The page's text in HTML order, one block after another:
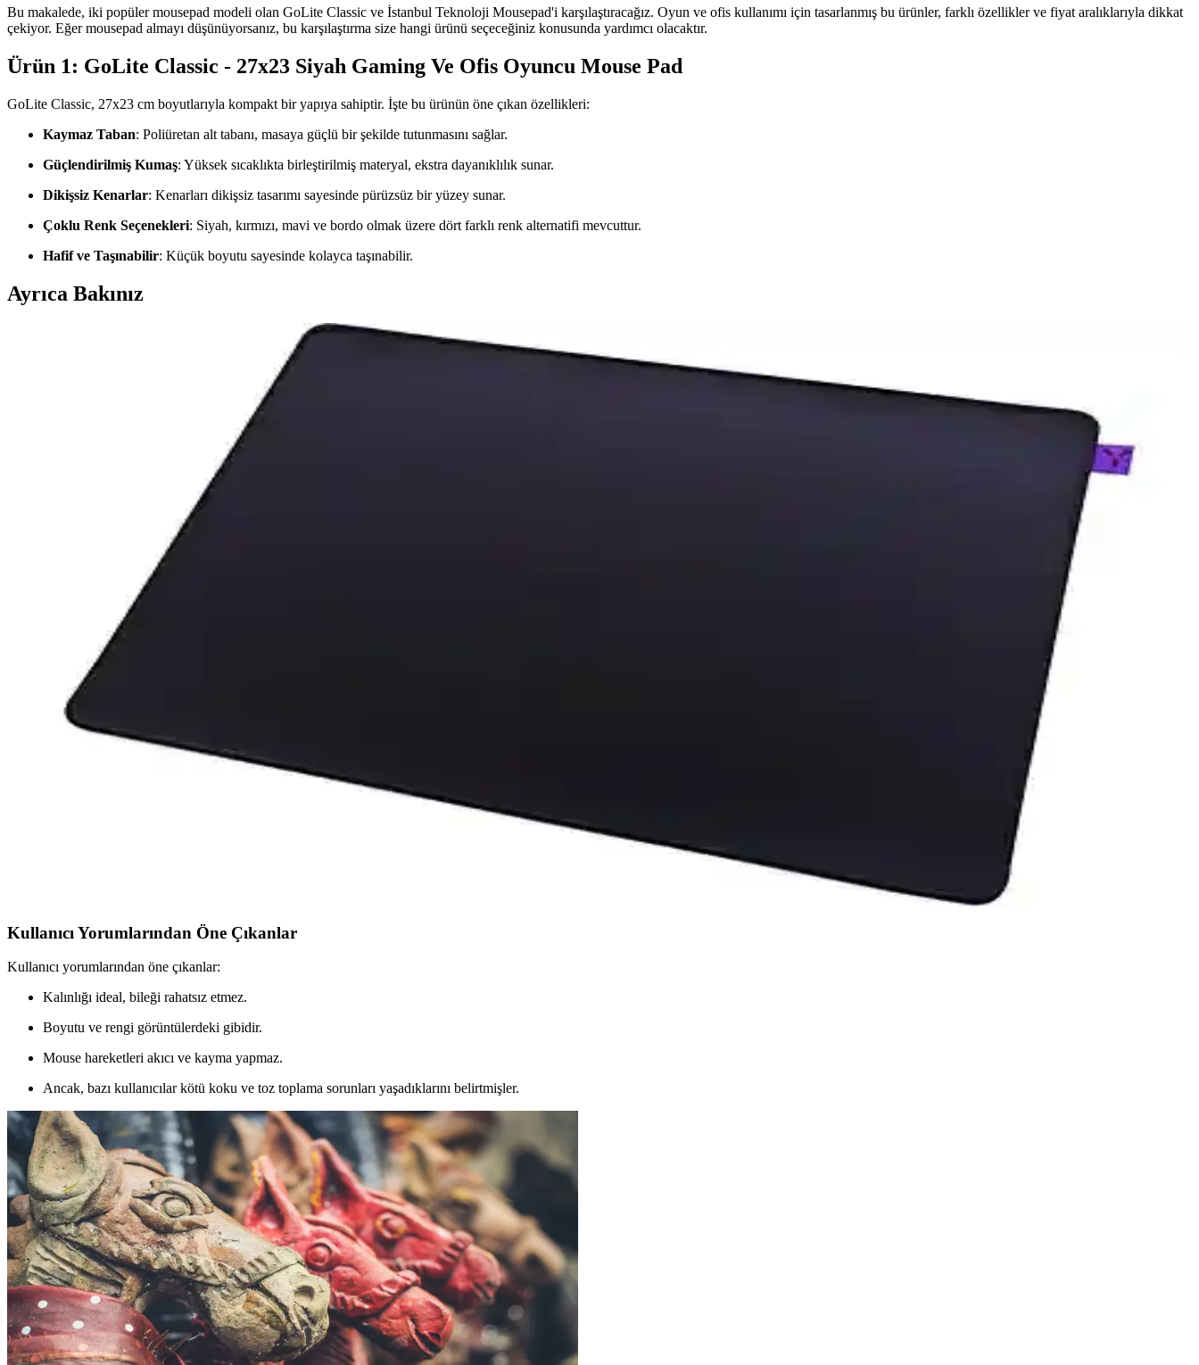
Bu makalede, iki popüler mousepad modeli olan GoLite Classic ve İstanbul Teknoloji Mousepad'i karşılaştıracağız. Oyun ve ofis kullanımı için tasarlanmış bu ürünler, farklı özellikler ve fiyat aralıklarıyla dikkat
çekiyor. Eğer mousepad almayı düşünüyorsanız, bu karşılaştırma size hangi ürünü seçeceğiniz konusunda yardımcı olacaktır.
Ürün 1: GoLite Classic - 27x23 Siyah Gaming Ve Ofis Oyuncu Mouse Pad
GoLite Classic, 27x23 cm boyutlarıyla kompakt bir yapıya sahiptir. İşte bu ürünün öne çıkan özellikleri:
Kaymaz Taban: Poliüretan alt tabanı, masaya güçlü bir şekilde tutunmasını sağlar.
Güçlendirilmiş Kumaş: Yüksek sıcaklıkta birleştirilmiş materyal, ekstra dayanıklılık sunar.
Dikişsiz Kenarlar: Kenarları dikişsiz tasarımı sayesinde pürüzsüz bir yüzey sunar.
Çoklu Renk Seçenekleri: Siyah, kırmızı, mavi ve bordo olmak üzere dört farklı renk alternatifi mevcuttur.
Hafif ve Taşınabilir: Küçük boyutu sayesinde kolayca taşınabilir.
Ayrıca Bakınız
Helixsun ve Sarftech RGB Beyaz Speed Yüzey Mouse Pad Karşılaştırması
İki popüler mouse pad modeli Helixsun ve Sarftech RGB Beyaz Speed, geniş yüzeyleri ve özellikleriyle farklı ihtiyaçlara uygun. Bu karşılaştırma, performans ve tasarım açısından karar vermenize yardımcı olur.
HELİXSUN Büyük Boy Gaming Mouse Pad Günlük Kullanım ve Oyun Performansını Artırır
HELİXSUN büyük boy gaming mouse pad, dayanıklı malzeme ve kaymaz yüzey özellikleriyle uzun süreli kullanım sağlar, şık tasarımıyla masa düzenine uyum sağlar, hassas kontrol ve yüksek performans
KlasseGear Pro Beyaz Harita Çizgili 90x40 cm XXL Gaming Mouse Pad: Yüksek Performanslı Oyun Ekipmanı
KlasseGear Pro Beyaz Harita Çizgili 90x40 cm XXL gaming mouse pad, yüksek hassasiyet ve dayanıklılık sunar, geniş yüzeyi ve şık tasarımıyla oyun deneyimini artırır.
Xrades Küçük Prens 90x40 Cm XXL Gaming Mousepad İnceleme ve Özellikleri
Xrades'in 90x40 cm XXL gaming mousepad'i, dayanıklı yapısı, yüksek yüzey kalitesi ve şık tasarımıyla oyun ve ofis kullanımı için ideal bir seçenek sunar.
AsMat Paw Tribal Ejder Temalı ve Xrades Gri Kurukafa XXL Mousepad Karşılaştırması
İki popüler gamer mousepad olan AsMat Paw Tribal Ejder ve Xrades Gri Kurukafa XXL'nin özellikleri ve kullanıcı yorumlarıyla en uygun seçimi yapın.
SGE TEKNOLOJİ Black Dünya Desenli Dikişli Kaydırmaz Oyuncu Mouse Pad İncelemesi
70x30 cm ölçüsündeki siyah renkli, kaydırmaz tabanlı ve dikişli kenarlarıyla uzun ömürlü, estetik ve fonksiyonel oyuncu mouse padinin detaylı incelemesi.
HelixSun 90x40 cm Geniş ve Dayanıklı Mouse Pad ile Masaüstü Deneyiminizi Geliştirin
HelixSun 90x40 cm mouse pad, geniş yüzeyi ve dayanıklı yapısıyla hareket özgürlüğü ve konfor sağlar, oyun ve ofis kullanımı için ideal, uzun ömürlü ve kolay temizlenebilir.
MediaMarkt'ta Mousepad Seçimi: Yüzey Tipleri, Boyutlar ve En İyi Modeller Hakkında Kapsamlı Rehber
MediaMarkt'ta farklı yüzey tipleri, boyutlar ve modellerle sunulan mousepad seçenekleri hakkında detaylar. Doğru seçim yaparak konforu artırın ve mouse performansınızı geliştirin.
Kullanıcı Yorumlarından Öne Çıkanlar
Kullanıcı yorumlarından öne çıkanlar:
Kalınlığı ideal, bileği rahatsız etmez.
Boyutu ve rengi görüntülerdeki gibidir.
Mouse hareketleri akıcı ve kayma yapmaz.
Ancak, bazı kullanıcılar kötü koku ve toz toplama sorunları yaşadıklarını belirtmişler.